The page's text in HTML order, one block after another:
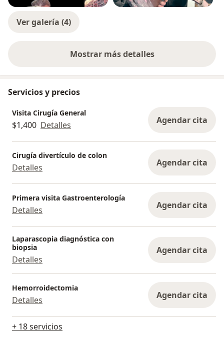
Ver galería (4)
Mostrar más detalles
sobre la experiencia
Servicios y precios
Visita Cirugía General
$1,400 Detalles Agendar cita
Cirugía divertículo de colon
Detalles Agendar cita
Primera visita Gastroenterología
Detalles Agendar cita
Laparascopia diagnóstica con
biopsia
Detalles
Agendar cita
Hemorroidectomia
Detalles Agendar cita
+ 18 servicios